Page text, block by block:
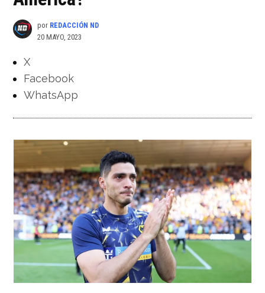
por REDACCIÓN ND
20 MAYO, 2023
X
Facebook
WhatsApp